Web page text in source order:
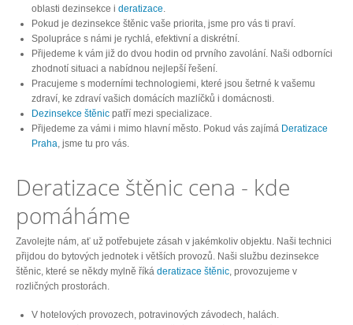
oblasti dezinsekce i deratizace.
Pokud je dezinsekce štěnic vaše priorita, jsme pro vás ti praví.
Spolupráce s námi je rychlá, efektivní a diskrétní.
Přijedeme k vám již do dvou hodin od prvního zavolání. Naši odborníci
zhodnotí situaci a nabídnou nejlepší řešení.
Pracujeme s moderními technologiemi, které jsou šetrné k vašemu
zdraví, ke zdraví vašich domácích mazlíčků i domácnosti.
Dezinsekce štěnic patří mezi specializace.
Přijedeme za vámi i mimo hlavní město. Pokud vás zajímá Deratizace
Praha, jsme tu pro vás.
Deratizace štěnic cena - kde
pomáháme
Zavolejte nám, ať už potřebujete zásah v jakémkoliv objektu. Naši technici
přijdou do bytových jednotek i větších provozů. Naši službu dezinsekce
štěnic, které se někdy mylně říká deratizace štěnic, provozujeme v
rozličných prostorách.
V hotelových provozech, potravinových závodech, halách.